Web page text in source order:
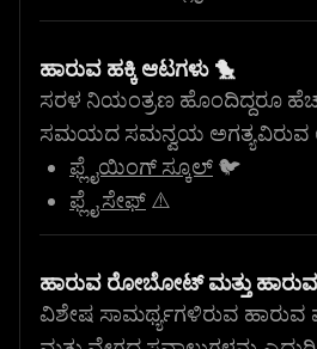
ಹಾರುವ ಹಕ್ಕಿ ಆಟಗಳು 🐤
ಸರಳ ನಿಯಂತ್ರಣ ಹೊಂದಿದ್ದರೂ
ಸಮಯದ ಸಮನ್ವಯ ಅಗತ್ಯವಿರುವ
ಫ್ಲೈಯಿಂಗ್ ಸ್ಕೂಲ್ 🐦
ಫ್ಲೈ ಸೇಫ್ ⚠️
ಹಾರುವ ರೋಬೋಟ್ ಮತ್ತು
ವಿಶೇಷ ಸಾಮರ್ಥ್ಯಗಳಿರುವ ಹಾರುವ